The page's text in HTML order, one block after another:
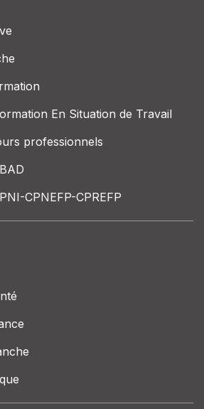
En Situation de Travail
professionnels
CPNEFP-CPREFP